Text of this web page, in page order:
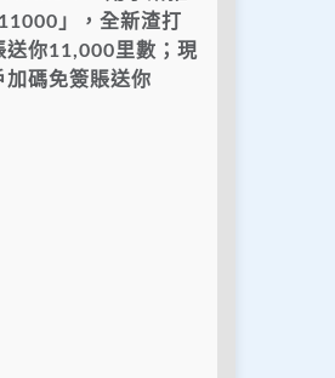
」，全新渣打
送你11,000里數；現
加碼免簽賬送你